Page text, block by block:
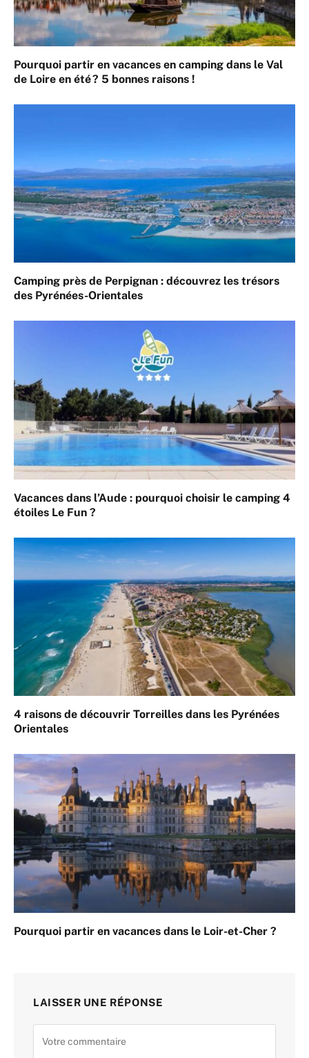
Pourquoi partir en vacances en camping dans le Val
de Loire en été ? 5 bonnes raisons !
Camping près de Perpignan : découvrez les trésors
des Pyrénées-Orientales
Vacances dans l’Aude : pourquoi choisir le camping 4
étoiles Le Fun ?
4 raisons de découvrir Torreilles dans les Pyrénées
Orientales
Pourquoi partir en vacances dans le Loir-et-Cher ?
LAISSER UNE RÉPONSE